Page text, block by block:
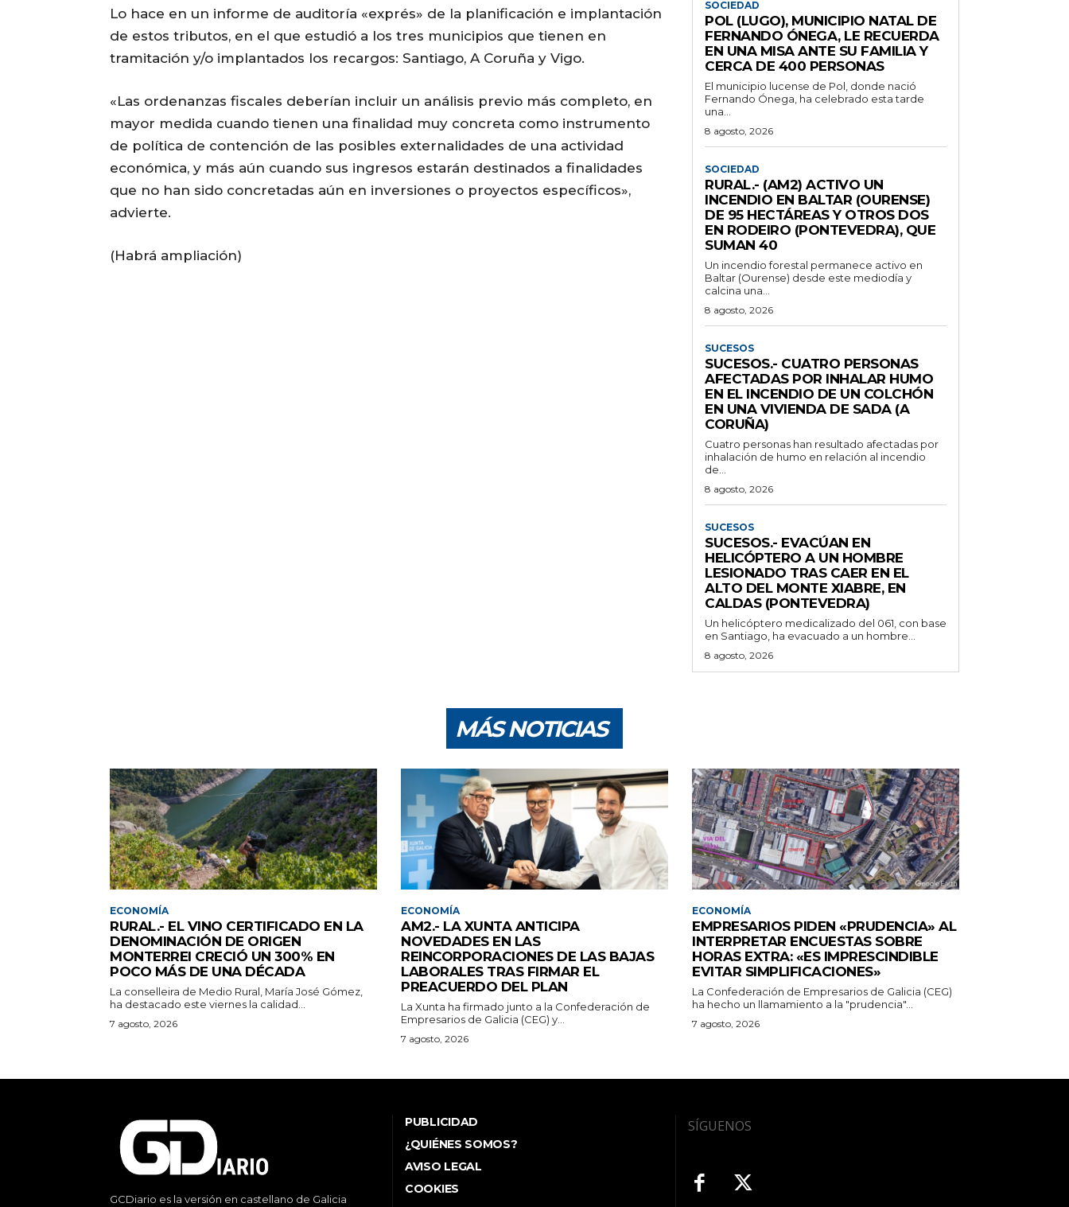
Lo hace en un informe de auditoría «exprés» de la planificación e implantación
de estos tributos, en el que estudió a los tres municipios que tienen en
tramitación y/o implantados los recargos: Santiago, A Coruña y Vigo.
«Las ordenanzas fiscales deberían incluir un análisis previo más completo, en
mayor medida cuando tienen una finalidad muy concreta como instrumento
de política de contención de las posibles externalidades de una actividad
económica, y más aún cuando sus ingresos estarán destinados a finalidades
que no han sido concretadas aún en inversiones o proyectos específicos»,
advierte.
(Habrá ampliación)
SOCIEDAD
POL (LUGO), MUNICIPIO NATAL DE
FERNANDO ÓNEGA, LE RECUERDA
EN UNA MISA ANTE SU FAMILIA Y
CERCA DE 400 PERSONAS
El municipio lucense de Pol, donde nació
Fernando Ónega, ha celebrado esta tarde
una...
8 agosto, 2026
SOCIEDAD
RURAL.- (AM2) ACTIVO UN
INCENDIO EN BALTAR (OURENSE)
DE 95 HECTÁREAS Y OTROS DOS
EN RODEIRO (PONTEVEDRA), QUE
SUMAN 40
Un incendio forestal permanece activo en
Baltar (Ourense) desde este mediodía y
calcina una...
8 agosto, 2026
SUCESOS
SUCESOS.- CUATRO PERSONAS
AFECTADAS POR INHALAR HUMO
EN EL INCENDIO DE UN COLCHÓN
EN UNA VIVIENDA DE SADA (A
CORUÑA)
Cuatro personas han resultado afectadas por
inhalación de humo en relación al incendio
de...
8 agosto, 2026
SUCESOS
SUCESOS.- EVACÚAN EN
HELICÓPTERO A UN HOMBRE
LESIONADO TRAS CAER EN EL
ALTO DEL MONTE XIABRE, EN
CALDAS (PONTEVEDRA)
Un helicóptero medicalizado del 061, con base
en Santiago, ha evacuado a un hombre...
8 agosto, 2026
MÁS NOTICIAS
ECONOMÍA
RURAL.- EL VINO CERTIFICADO EN LA
DENOMINACIÓN DE ORIGEN
MONTERREI CRECIÓ UN 300% EN
POCO MÁS DE UNA DÉCADA
La conselleira de Medio Rural, María José Gómez,
ha destacado este viernes la calidad...
7 agosto, 2026
ECONOMÍA
AM2.- LA XUNTA ANTICIPA
NOVEDADES EN LAS
REINCORPORACIONES DE LAS BAJAS
LABORALES TRAS FIRMAR EL
PREACUERDO DEL PLAN
La Xunta ha firmado junto a la Confederación de
Empresarios de Galicia (CEG) y...
7 agosto, 2026
ECONOMÍA
EMPRESARIOS PIDEN «PRUDENCIA» AL
INTERPRETAR ENCUESTAS SOBRE
HORAS EXTRA: «ES IMPRESCINDIBLE
EVITAR SIMPLIFICACIONES»
La Confederación de Empresarios de Galicia (CEG)
ha hecho un llamamiento a la "prudencia"...
7 agosto, 2026
GCDiario es la versión en castellano de Galicia
PUBLICIDAD
¿QUIÉNES SOMOS?
AVISO LEGAL
COOKIES
SÍGUENOS